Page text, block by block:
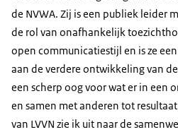
de NVWA. Zij is een publiek leider
de rol van onafhankelijk
open communicatiestijl en is ze
aan de verdere ontwikkeling van
een scherp oog voor wat er in een
en samen met anderen tot
van LVVN zie ik uit naar de